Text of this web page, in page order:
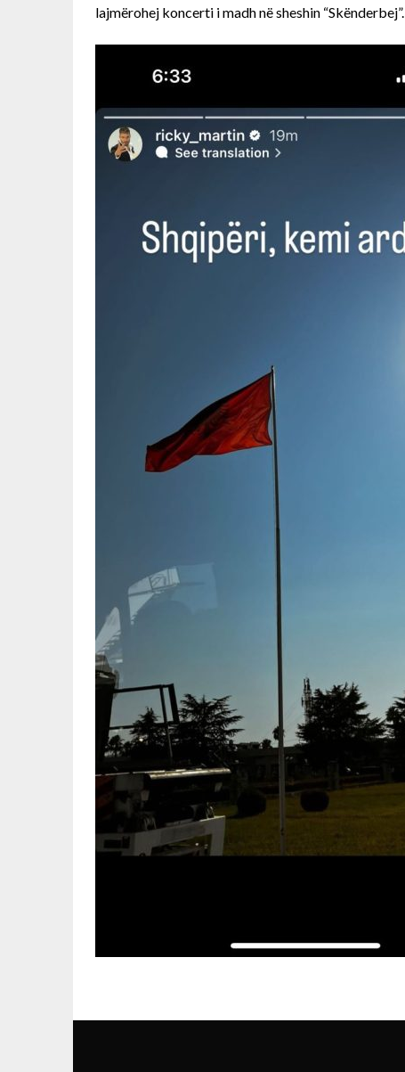
lajmërohej koncerti i madh në sheshin “Skënderbej”.